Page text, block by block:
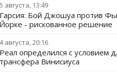
5 августа, 13:49
Гарсия: Бой Джошуа против
Йорке - рискованное решение
4 августа, 20:16
Реал определился с условием
трансфера Винисиуса